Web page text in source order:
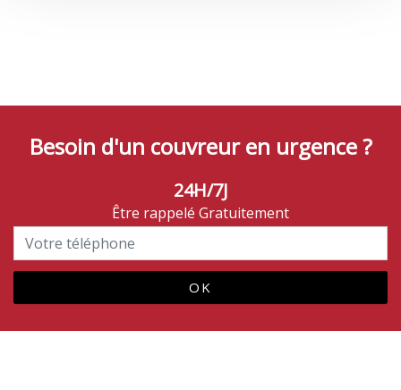
Besoin d'un couvreur en urgence ?
24H/7J
Être rappelé Gratuitement